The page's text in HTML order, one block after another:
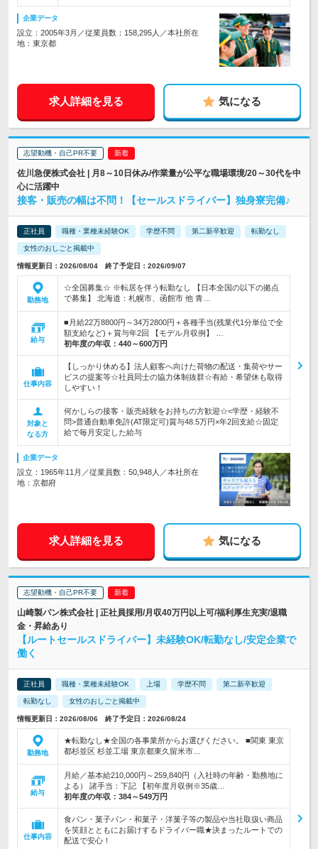
企業データ
設立：2005年3月／従業員数：158,295人／本社所在
地：東京都
求人詳細を見る 気になる
志望動機・自己PR不要
佐川急便株式会社 | 月8～10日休み/作業量が公平な職場環境/20～30代を中
心に活躍中
接客・販売の幅は不問！【セールスドライバー】独身寮完備♪
正社員 職種・業種未経験OK 学歴不問 第二新卒歓迎 転勤なし
女性のおしごと掲載中
情報更新日：2026/08/04 終了予定日：2026/09/07
勤務地
☆全国募集☆ ※転居を伴う転勤なし 【日本全国の以下の拠点
で募集】 北海道：札幌市、函館市 他 青…
給与
■月給22万8800円～34万2800円＋各種手当(残業代1分単位で全
額支給など)＋賞与年2回 【モデル月収例】 …
初年度の年収： 440～600万円
仕事内容
【しっかり休める】法人顧客へ向けた荷物の配送・集荷やサー
ビスの提案等☆社員同士の協力体制抜群☆有給・希望休も取得
しやすい！
対象と
なる方
何かしらの接客・販売経験をお持ちの方歓迎☆<学歴・経験不
問>普通自動車免許(AT限定可)賞与48.5万円×年2回支給☆固定
給で毎月安定した給与
企業データ
設立：1965年11月／従業員数：50,948人／本社所在
地：京都府
求人詳細を見る 気になる
志望動機・自己PR不要
山崎製パン株式会社 | 正社員採用/月収40万円以上可/福利厚生充実/退職
金・昇給あり
【ルートセールスドライバー】未経験OK/転勤なし/安定企業で
働く
正社員 職種・業種未経験OK 上場 学歴不問 第二新卒歓迎
転勤なし 女性のおしごと掲載中
情報更新日：2026/08/06 終了予定日：2026/08/24
勤務地
★転勤なし★全国の各事業所からお選びください。 ■関東 東京
都杉並区 杉並工場 東京都東久留米市…
給与
月給／基本給210,000円～259,840円（入社時の年齢・勤務地に
よる） 諸手当：下記 【初年度月収例※35歳…
初年度の年収： 384～549万円
仕事内容
食パン・菓子パン・和菓子・洋菓子等の製品や当社取扱い商品
を笑顔とともにお届けするドライバー職★決まったルートでの
配送で安心！